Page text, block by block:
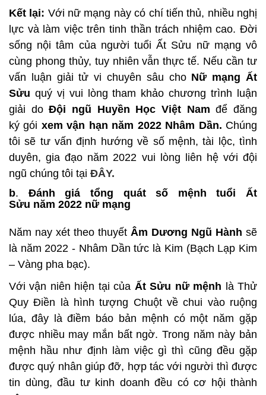
Kết lại: Với nữ mạng này có chí tiến thủ, nhiều nghị
lực và làm việc trên tinh thần trách nhiệm cao. Đời
sống nội tâm của người tuổi Ất Sửu nữ mạng vô
cùng phong thủy, tuy nhiên vẫn thực tế. Nếu cần tư
vấn luận giải tử vi chuyên sâu choNữ mạng Ất
Sửu quý vị vui lòng tham khảo chương trình luận
giải doĐội ngũ Huyền Học Việt Namđể đăng
ký gói xem vận hạn năm 2022 Nhâm Dần. Chúng
tôi sẽ tư vấn định hướng về số mệnh, tài lộc, tình
duyên, gia đạo năm 2022 vui lòng liên hệ với đội
ngũ chúng tôi tại ĐÂY.
b. Đánh giá tổng quát số mệnh tuổi Ất
Sửu năm 2022 nữ mạng
Năm nay xét theo thuyết Âm Dương Ngũ Hành sẽ
là năm 2022 - Nhâm Dần tức là Kim (Bạch Lạp Kim
– Vàng pha bạc).
Với vận niên hiện tại của Ất Sửu nữ mệnh là Thử
Quy Điền là hình tượng Chuột về chui vào ruộng
lúa, đây là điềm báo bản mệnh có một năm gặp
được nhiều may mắn bất ngờ. Trong năm này bản
mệnh hầu như định làm việc gì thì cũng đều gặp
được quý nhân giúp đỡ, hợp tác với người thì được
tin dùng, đầu tư kinh doanh đều có cơ hội thành